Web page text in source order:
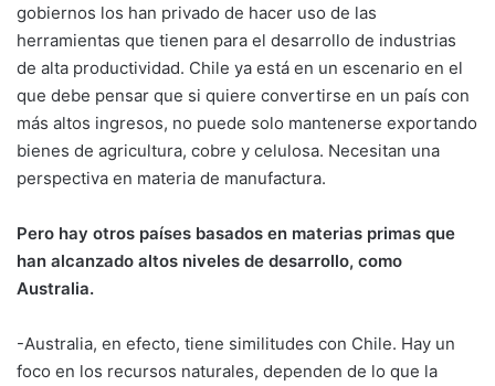
gobiernos los han privado de hacer uso de las
herramientas que tienen para el desarrollo de industrias
de alta productividad. Chile ya está en un escenario en el
que debe pensar que si quiere convertirse en un país con
más altos ingresos, no puede solo mantenerse exportando
bienes de agricultura, cobre y celulosa. Necesitan una
perspectiva en materia de manufactura.
Pero hay otros países basados en materias primas que
han alcanzado altos niveles de desarrollo, como
Australia.
-Australia, en efecto, tiene similitudes con Chile. Hay un
foco en los recursos naturales, dependen de lo que la